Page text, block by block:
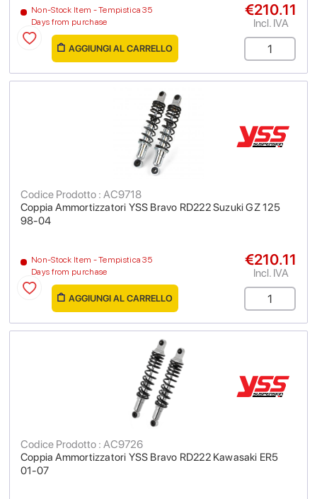
Non-Stock Item - Tempistica 35
Days from purchase
€210.11
Incl. IVA
AGGIUNGI AL CARRELLO
Coppia Ammortizzatori YSS Bravo RD222 Suzuki GZ 125
98-04
Codice Prodotto : AC9718
Non-Stock Item - Tempistica 35
Days from purchase
€210.11
Incl. IVA
AGGIUNGI AL CARRELLO
Coppia Ammortizzatori YSS Bravo RD222 Kawasaki ER5
01-07
Codice Prodotto : AC9726